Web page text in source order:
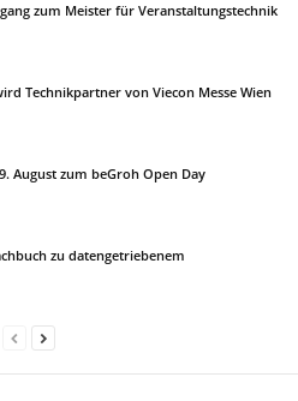
zum Meister für Veranstaltungstechnik
Technikpartner von Viecon Messe Wien
August zum beGroh Open Day
zu datengetriebenem